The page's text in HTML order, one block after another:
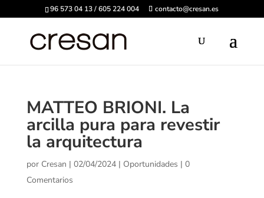
96 573 04 13 / 605 224 004 contacto@cresan.es
MATTEO BRIONI. La
arcilla pura para revestir
la arquitectura
por Cresan | 02/04/2024| Oportunidades | 0
Comentarios